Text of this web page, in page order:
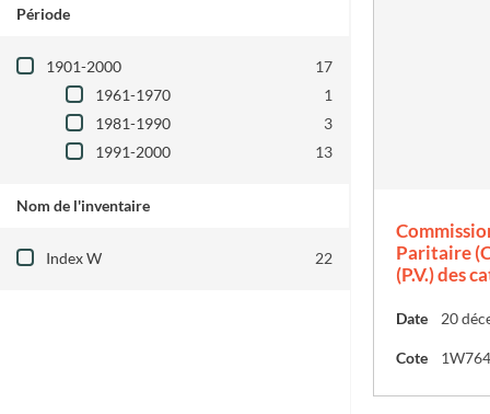
Période
Filtre les résultats par : Période
1901-2000
17
1961-1970
1
1981-1990
3
1991-2000
13
Nom de l'inventaire
Filtre les résultats par : Nom de
Index W 22
Paritaire
(P.V.) des
Date 20
Cote 1W764